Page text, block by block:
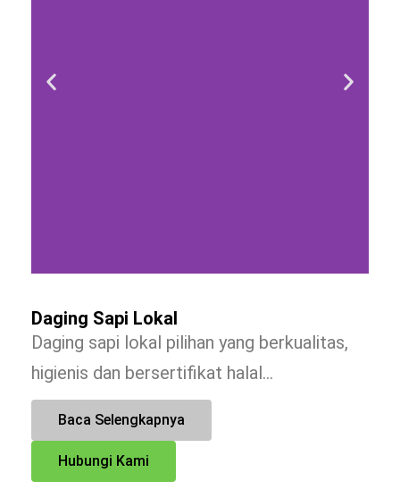
Daging Sapi Lokal
Daging sapi lokal pilihan yang berkualitas,
higienis dan bersertifikat halal…
Baca Selengkapnya
Hubungi Kami